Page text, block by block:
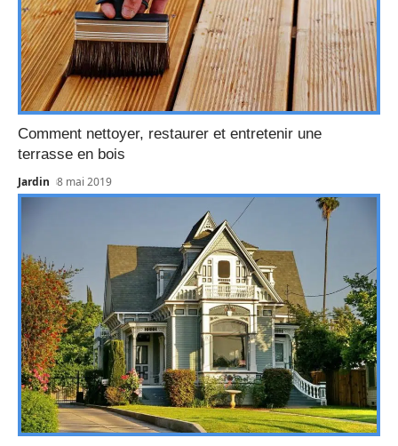
Comment nettoyer, restaurer et entretenir une
terrasse en bois
Jardin 8 mai 2019